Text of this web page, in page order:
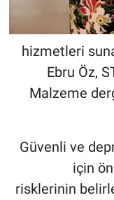
hizmetleri
Ebru Öz,
Malzeme
Güvenli ve
için
risklerinin